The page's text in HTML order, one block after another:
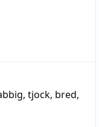
, tjock, bred,